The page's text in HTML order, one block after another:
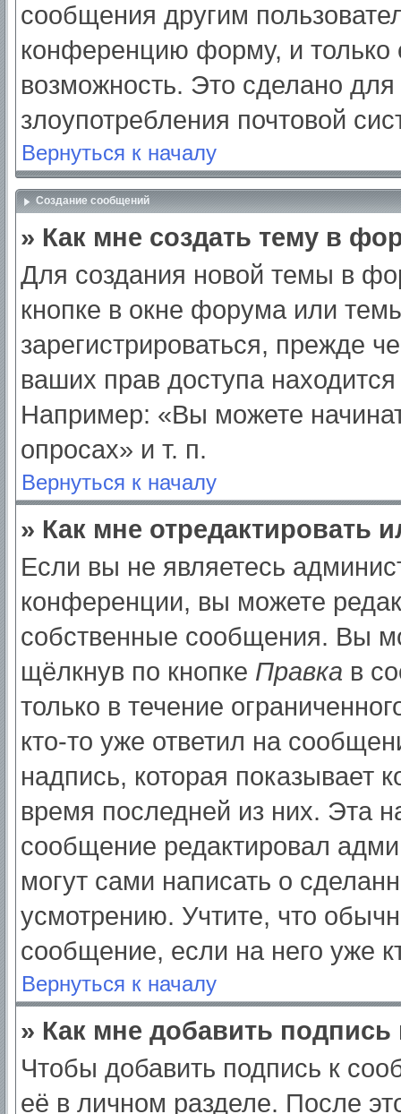
сообщения другим
конференцию форму, и только
возможность. Это сделано для
злоупотребления почтовой
Вернуться к началу
Создание сообщений
» Как мне создать тему в
Для создания новой темы в
кнопке в окне форума или
зарегистрироваться, прежде
ваших прав доступа
Например: «Вы можете
опросах» и т. п.
Вернуться к началу
» Как мне отредактировать
Если вы не являетесь
конференции, вы можете
собственные сообщения. Вы
щёлкнув по кнопке Правка в
только в течение
кто-то уже ответил на
надпись, которая показывает
время последней из них. Эта
сообщение редактировал
могут сами написать о
усмотрению. Учтите, что
сообщение, если на него уже
Вернуться к началу
» Как мне добавить
Чтобы добавить подпись к
её в личном разделе. После